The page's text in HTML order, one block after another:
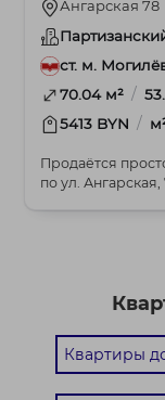
Ангарская 78
ст. м.
70.04 м² /
5413 BYN /
Продаётся
по ул. Ангарская,
Квартиры